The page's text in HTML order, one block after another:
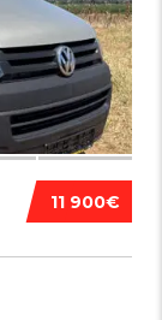
11 900€